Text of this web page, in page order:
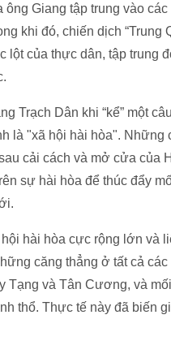
Giang tập trung vào
khi đó, chiến dịch
của thực dân, tập trung
Trạch Dân khi “kể” một
là "xã hội hài hòa". Những
cải cách và mở cửa của
sự hài hòa để thúc đẩy
hài hòa cực rộng lớn và
căng thẳng ở tất cả các
và Tân Cương, và
thổ. Thực tế này đã biến